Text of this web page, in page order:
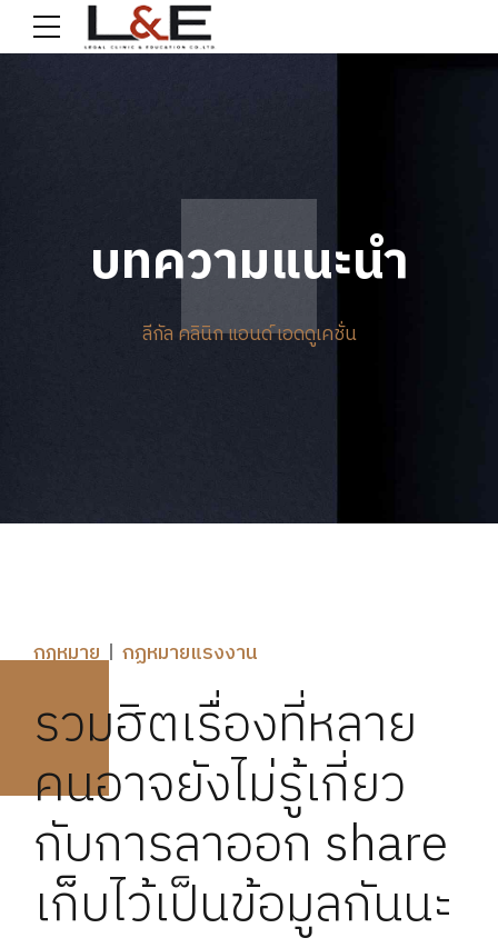
บทความแนะนำ
ลีกัล คลินิก แอนด์ เอดดูเคชั่น
กฎหมาย กฏหมายแรงงาน
รวมฮิตเรื่องที่หลาย
คนอาจยังไม่รู้เกี่ยว
กับการลาออก share
เก็บไว้เป็นข้อมูลกันนะ